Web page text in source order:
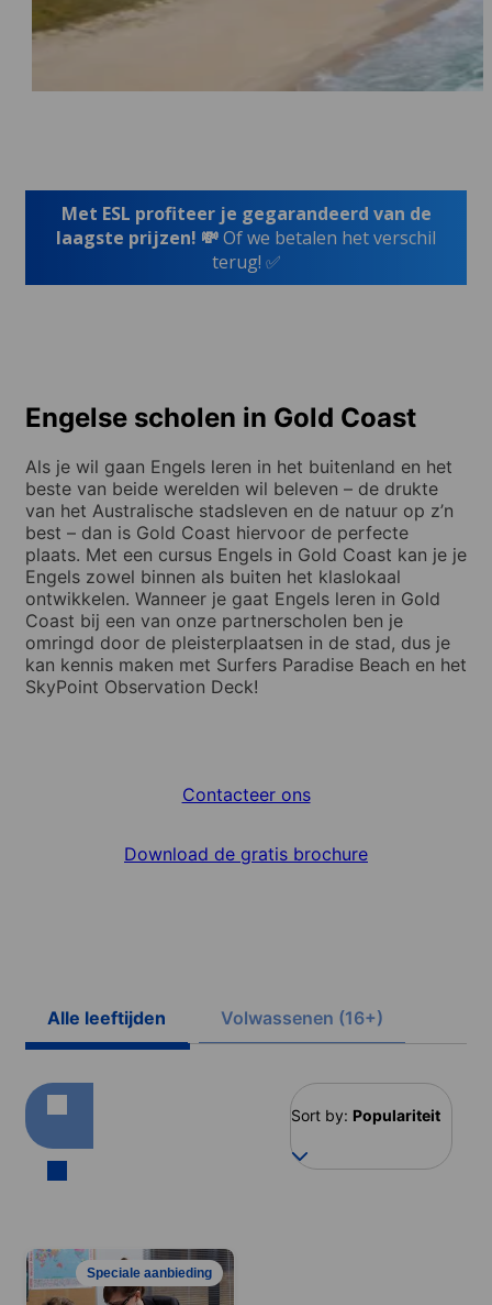
Met ESL profiteer je gegarandeerd van de
laagste prijzen! 💸Of we betalen het verschil
terug! ✅
Engelse scholen in Gold Coast
Als je wil gaan Engels leren in het buitenland en het
beste van beide werelden wil beleven – de drukte
van het Australische stadsleven en de natuur op z’n
best – dan is Gold Coast hiervoor de perfecte
plaats. Met een cursus Engels in Gold Coast kan je je
Engels zowel binnen als buiten het klaslokaal
ontwikkelen. Wanneer je gaat Engels leren in Gold
Coast bij een van onze partnerscholen ben je
omringd door de pleisterplaatsen in de stad, dus je
kan kennis maken met Surfers Paradise Beach en het
SkyPoint Observation Deck!
Contacteer ons
Download de gratis brochure
Alle leeftijden Volwassenen (16+)
Sort by: Populariteit
Speciale aanbieding